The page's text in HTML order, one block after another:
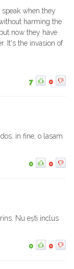
speak when they
harming the
now they have
It's the invasion of
7 0
in fine, o lasam
0 0
Nu ești inclus
0 0